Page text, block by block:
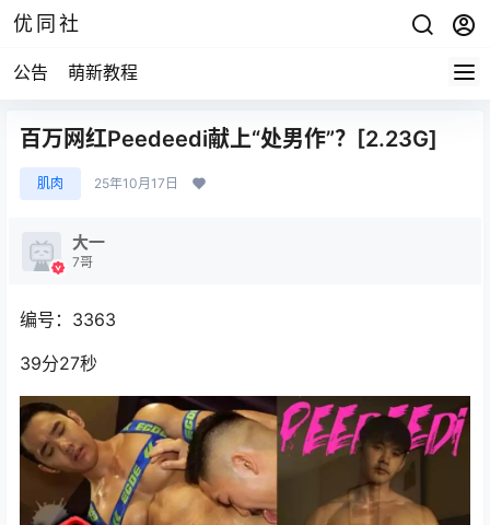
优同社
公告 萌新教程
百万网红Peedeedi献上“处男作”？[2.23G]
肌肉 25年10月17日
大一
7哥
编号：3363
39分27秒